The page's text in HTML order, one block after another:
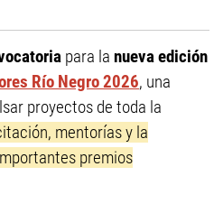
para la nueva edición
Río Negro 2026, una
proyectos de toda la
mentorías y la
premios